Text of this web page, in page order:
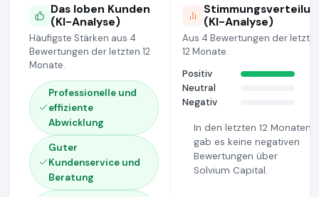
Das loben Kunden
(KI-Analyse)
Häufigste Stärken aus 4
Bewertungen der letzten 12
Monate.
Professionelle und
effiziente
Abwicklung
Guter
Kundenservice und
Beratung
(KI-Analyse)
Aus 4 Bewertungen der
12 Monate.
Positiv
Neutral
Negativ
In den letzten 12 Monaten
gab es keine negativen
Bewertungen über
Solvium Capital.